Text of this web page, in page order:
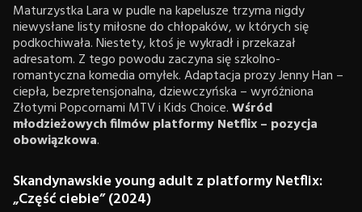
Maturzystka Lara w pudle na kapelusze trzyma nigdy
niewysłane listy miłosne do chłopaków, w których się
podkochiwała. Niestety, ktoś je wykradł i przekazał
adresatom. Z tego powodu zaczyna się szkolno-
romantyczna komedia omyłek. Adaptacja prozy Jenny Han –
ciepła, bezpretensjonalna, dziewczyńska – wyróżniona
Złotymi Popcornami MTV i Kids Choice.Wśród
młodzieżowych filmów platformy Netflix – pozycja
obowiązkowa.
Skandynawskie young adult z platformy Netflix:
„Część ciebie” (2024)